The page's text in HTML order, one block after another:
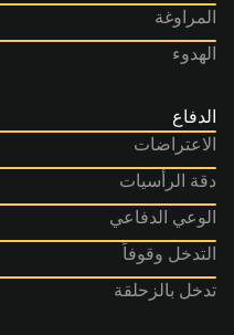
المراوغة
الهدوء
الدفاع
الاعتراضات
دقة الرأسيات
الوعي الدفاعي
التدخل وقوفاً
تدخل بالزحلقة